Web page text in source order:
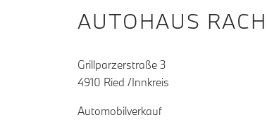
AUTOHAUS
Grillparzerstraße 3
4910 Ried /Innkreis
Automobilverkauf